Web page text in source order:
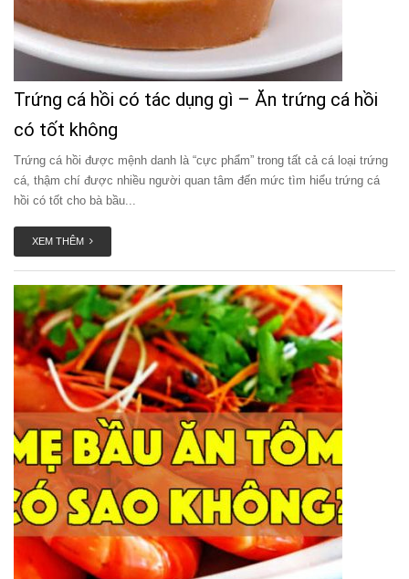
Trứng cá hồi có tác dụng gì – Ăn trứng cá hồi
có tốt không
Trứng cá hồi được mệnh danh là “cực phẩm” trong tất cả cá loại trứng
cá, thậm chí được nhiều người quan tâm đến mức tìm hiểu trứng cá
hồi có tốt cho bà bầu...
XEM THÊM